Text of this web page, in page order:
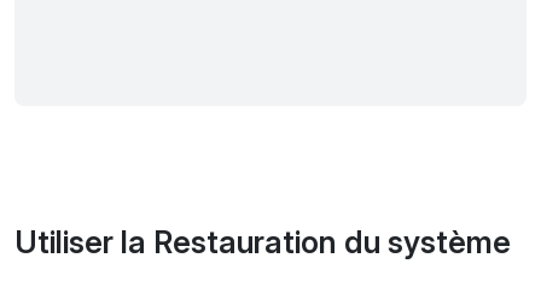
Utiliser la Restauration du système